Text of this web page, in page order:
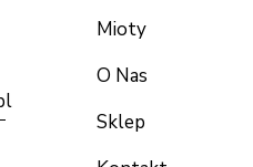
l
Mioty
O Nas
Sklep